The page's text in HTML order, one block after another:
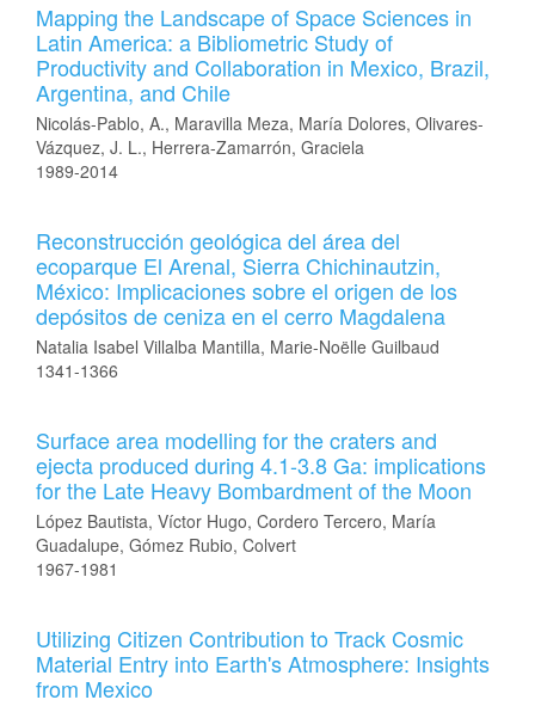
Mapping the Landscape of Space Sciences in
Latin America: a Bibliometric Study of
Productivity and Collaboration in Mexico, Brazil,
Argentina, and Chile
Nicolás-Pablo, A., Maravilla Meza, María Dolores, Olivares-
Vázquez, J. L., Herrera-Zamarrón, Graciela
1989-2014
Reconstrucción geológica del área del
ecoparque El Arenal, Sierra Chichinautzin,
México: Implicaciones sobre el origen de los
depósitos de ceniza en el cerro Magdalena
Natalia Isabel Villalba Mantilla, Marie-Noëlle Guilbaud
1341-1366
Surface area modelling for the craters and
ejecta produced during 4.1-3.8 Ga: implications
for the Late Heavy Bombardment of the Moon
López Bautista, Víctor Hugo, Cordero Tercero, María
Guadalupe, Gómez Rubio, Colvert
1967-1981
Utilizing Citizen Contribution to Track Cosmic
Material Entry into Earth's Atmosphere: Insights
from Mexico